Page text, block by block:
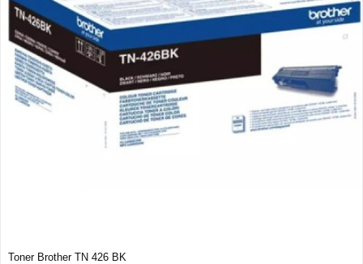
Toner Brother TN 426 BK